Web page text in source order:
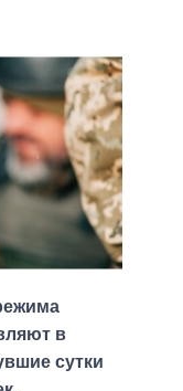
в
сутки